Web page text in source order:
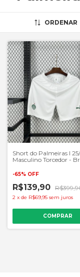
ORDENAR
Short do Palmeiras I
Masculino Torcedor -
-65% OFF
R$139,90
2 x de R$69,95 sem juros
COMPRAR